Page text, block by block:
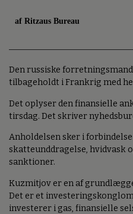
af Ritzaus Bureau
Den russiske
tilbageholdt i Frankrig med
Det oplyser den finansielle
tirsdag. Det skriver
Anholdelsen sker i
skatteunddragelse, hvidvask
sanktioner.
Kuzmitjov er en af
Det er et
investerer i gas, finansielle